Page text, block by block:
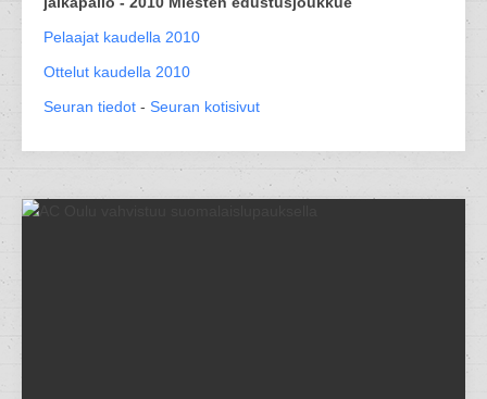
Pelaajat kaudella 2010
Ottelut kaudella 2010
Seuran tiedot - Seuran kotisivut